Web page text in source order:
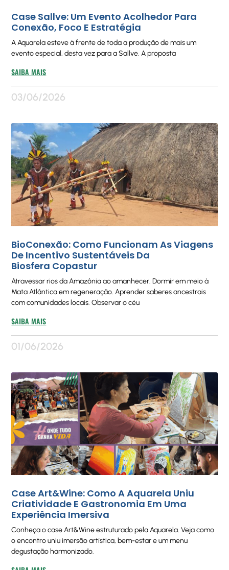
Case Sallve: Um Evento Acolhedor Para
Conexão, Foco E Estratégia
A Aquarela esteve à frente de toda a produção de mais um
evento especial, desta vez para a Sallve. A proposta
SAIBA MAIS
03/06/2026
BioConexão: Como Funcionam As Viagens
De Incentivo Sustentáveis Da
Biosfera Copastur
Atravessar rios da Amazônia ao amanhecer. Dormir em meio à
Mata Atlântica em regeneração. Aprender saberes ancestrais
com comunidades locais. Observar o céu
SAIBA MAIS
01/06/2026
Case Art&Wine: Como A Aquarela Uniu
Criatividade E Gastronomia Em Uma
Experiência Imersiva
Conheça o case Art&Wine estruturado pela Aquarela. Veja como
o encontro uniu imersão artística, bem-estar e um menu
degustação harmonizado.